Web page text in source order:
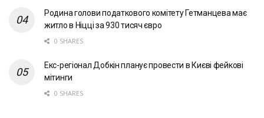
Родина голови податкового комітету Гетманцева має
житло в Ніцці за 930 тисяч євро
0 SHARES
Екс-регіонал Добкін планує провести в Києві фейкові
мітинги
0 SHARES